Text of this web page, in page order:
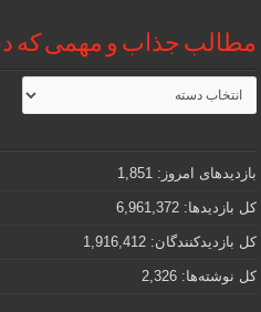
مطالب جذاب و مهمی که
مطالب
جذاب
و
که
دنبالش
هستید
بازدیدهای امروز:1,851
کل بازدیدها:6,961,372
کل بازدیدکنند‌گان:1,916,412
کل نوشته‌ها:2,326